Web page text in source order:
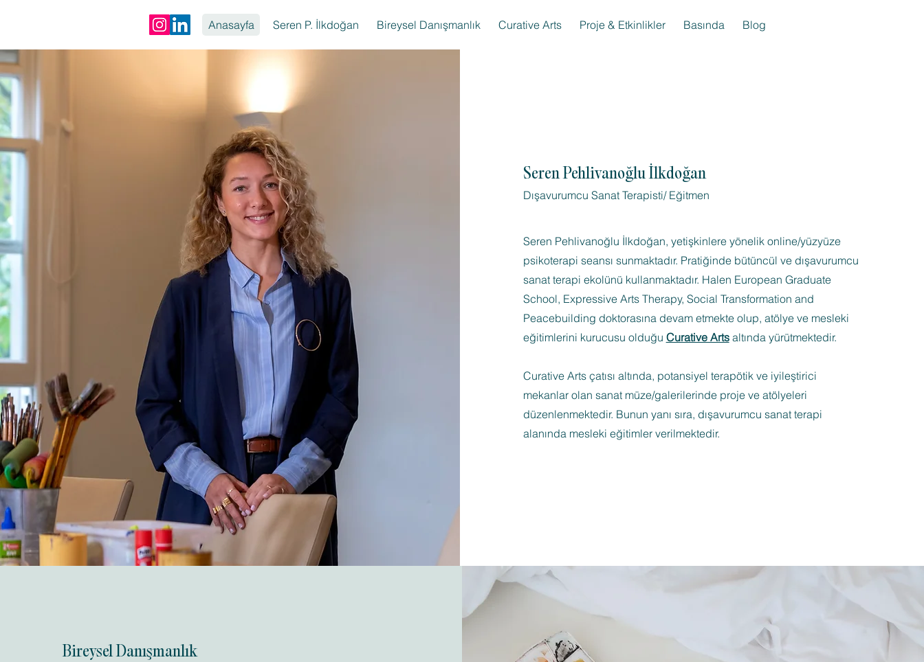
Anasayfa Seren P. İlkdoğan Bireysel Danışmanlık Curative Arts Proje & Etkinlikler Basında Blog
Seren Pehlivanoğlu İlkdoğan
Dışavurumcu Sanat Terapisti/ Eğitmen
Seren Pehlivanoğlu İlkdoğan, yetişkinlere yönelik online/yüzyüze
psikoterapi seansı sunmaktadır. Pratiğinde bütüncül ve dışavurumcu
sanat terapi ekolünü kullanmaktadır. Halen European Graduate
School, Expressive Arts Therapy, Social Transformation and
Peacebuilding doktorasına devam etmekte olup, atölye ve mesleki
eğitimlerini kurucusu olduğu Curative Arts altında yürütmektedir.
Curative Arts çatısı altında, potansiyel terapötik ve iyileştirici
mekanlar olan sanat müze/galerilerinde proje ve atölyeleri
düzenlenmektedir. Bunun yanı sıra, dışavurumcu sanat terapi
alanında mesleki eğitimler verilmektedir.
Bireysel Danışmanlık